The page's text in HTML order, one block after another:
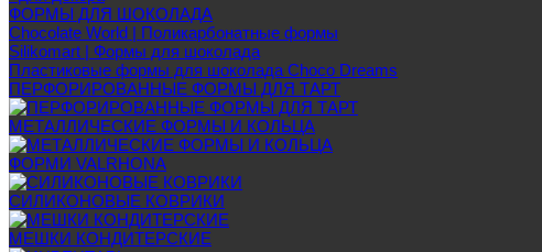
ФОРМЫ ДЛЯ ШОКОЛАДА
Chocolate World | Поликарбонатные формы
Silikomart | Формы для шоколада
Пластиковые формы для шоколада Choco Dreams
ПЕРФОРИРОВАННЫЕ ФОРМЫ ДЛЯ ТАРТ
МЕТАЛЛИЧЕСКИЕ ФОРМЫ И КОЛЬЦА
ФОРМИ VALRHONA
СИЛИКОНОВЫЕ КОВРИКИ
МЕШКИ КОНДИТЕРСКИЕ